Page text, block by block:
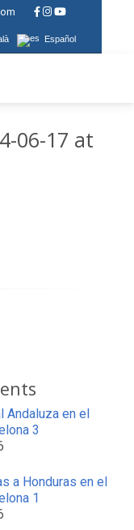
Español
06-17 at
Andaluza en el
3
a Honduras en el
1